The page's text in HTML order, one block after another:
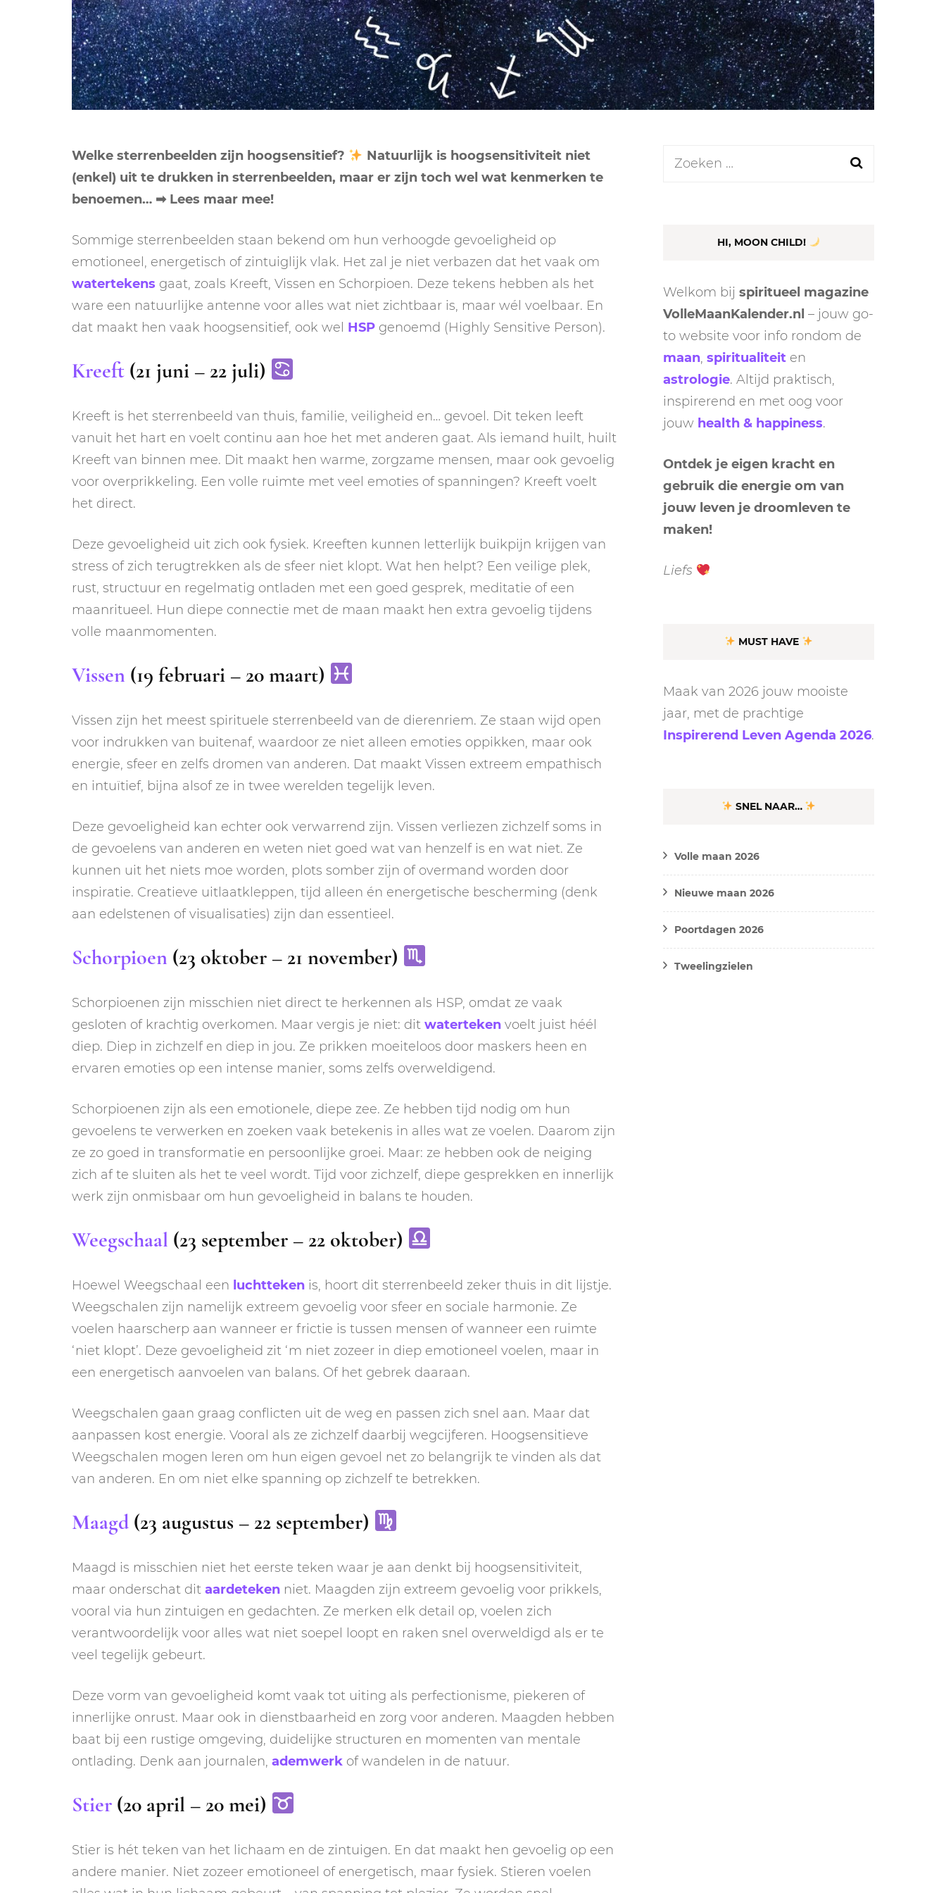
NEGENDE HUIS
TIENDE HUIS
ELFDE HUIS
NEPTUNUS
PLUTO
CHIRON
ORAKEL
RITUELEN
NIEUWE MAAN
RITUELEN
MERCURIUS
RETROGRADE RITUEEL
SPIRIT ANIMALS
Welke sterrenbeelden zijn hoogsensitief?
Natuurlijk is hoogsensitiviteit niet
(enkel) uit te drukken in sterrenbeelden, maar er zijn toch wel wat kenmerken te
benoemen… ➡ Lees maar mee!
Sommige sterrenbeelden staan bekend om hun verhoogde gevoeligheid op
emotioneel, energetisch of zintuiglijk vlak. Het zal je niet verbazen dat het vaak om
watertekens gaat, zoals Kreeft, Vissen en Schorpioen. Deze tekens hebben als het
ware een natuurlijke antenne voor alles wat niet zichtbaar is, maar wél voelbaar. En
dat maakt hen vaak hoogsensitief, ook wel HSP genoemd (Highly Sensitive Person).
Kreeft (21 juni – 22 juli)
Kreeft is het sterrenbeeld van thuis, familie, veiligheid en… gevoel. Dit teken leeft
vanuit het hart en voelt continu aan hoe het met anderen gaat. Als iemand huilt, huilt
Kreeft van binnen mee. Dit maakt hen warme, zorgzame mensen, maar ook gevoelig
voor overprikkeling. Een volle ruimte met veel emoties of spanningen? Kreeft voelt
het direct.
Deze gevoeligheid uit zich ook fysiek. Kreeften kunnen letterlijk buikpijn krijgen van
stress of zich terugtrekken als de sfeer niet klopt. Wat hen helpt? Een veilige plek,
rust, structuur en regelmatig ontladen met een goed gesprek, meditatie of een
maanritueel. Hun diepe connectie met de maan maakt hen extra gevoelig tijdens
volle maanmomenten.
Vissen (19 februari – 20 maart)
Vissen zijn het meest spirituele sterrenbeeld van de dierenriem. Ze staan wijd open
voor indrukken van buitenaf, waardoor ze niet alleen emoties oppikken, maar ook
energie, sfeer en zelfs dromen van anderen. Dat maakt Vissen extreem empathisch
en intuïtief, bijna alsof ze in twee werelden tegelijk leven.
Deze gevoeligheid kan echter ook verwarrend zijn. Vissen verliezen zichzelf soms in
de gevoelens van anderen en weten niet goed wat van henzelf is en wat niet. Ze
kunnen uit het niets moe worden, plots somber zijn of overmand worden door
inspiratie. Creatieve uitlaatkleppen, tijd alleen én energetische bescherming (denk
aan edelstenen of visualisaties) zijn dan essentieel.
Schorpioen (23 oktober – 21 november)
Schorpioenen zijn misschien niet direct te herkennen als HSP, omdat ze vaak
gesloten of krachtig overkomen. Maar vergis je niet: dit waterteken voelt juist héél
diep. Diep in zichzelf en diep in jou. Ze prikken moeiteloos door maskers heen en
ervaren emoties op een intense manier, soms zelfs overweldigend.
Schorpioenen zijn als een emotionele, diepe zee. Ze hebben tijd nodig om hun
gevoelens te verwerken en zoeken vaak betekenis in alles wat ze voelen. Daarom zijn
ze zo goed in transformatie en persoonlijke groei. Maar: ze hebben ook de neiging
zich af te sluiten als het te veel wordt. Tijd voor zichzelf, diepe gesprekken en innerlijk
werk zijn onmisbaar om hun gevoeligheid in balans te houden.
Weegschaal (23 september – 22 oktober)
Hoewel Weegschaal een luchtteken is, hoort dit sterrenbeeld zeker thuis in dit lijstje.
Weegschalen zijn namelijk extreem gevoelig voor sfeer en sociale harmonie. Ze
voelen haarscherp aan wanneer er frictie is tussen mensen of wanneer een ruimte
‘niet klopt’. Deze gevoeligheid zit ‘m niet zozeer in diep emotioneel voelen, maar in
een energetisch aanvoelen van balans. Of het gebrek daaraan.
Weegschalen gaan graag conflicten uit de weg en passen zich snel aan. Maar dat
aanpassen kost energie. Vooral als ze zichzelf daarbij wegcijferen. Hoogsensitieve
Weegschalen mogen leren om hun eigen gevoel net zo belangrijk te vinden als dat
van anderen. En om niet elke spanning op zichzelf te betrekken.
Maagd (23 augustus – 22 september)
Maagd is misschien niet het eerste teken waar je aan denkt bij hoogsensitiviteit,
maar onderschat dit aardeteken niet. Maagden zijn extreem gevoelig voor prikkels,
vooral via hun zintuigen en gedachten. Ze merken elk detail op, voelen zich
verantwoordelijk voor alles wat niet soepel loopt en raken snel overweldigd als er te
veel tegelijk gebeurt.
Deze vorm van gevoeligheid komt vaak tot uiting als perfectionisme, piekeren of
innerlijke onrust. Maar ook in dienstbaarheid en zorg voor anderen. Maagden hebben
baat bij een rustige omgeving, duidelijke structuren en momenten van mentale
ontlading. Denk aan journalen, ademwerk of wandelen in de natuur.
Stier (20 april – 20 mei)
Stier is hét teken van het lichaam en de zintuigen. En dat maakt hen gevoelig op een
andere manier. Niet zozeer emotioneel of energetisch, maar fysiek. Stieren voelen
Zoeken
HI, MOON CHILD!
Welkom bij spiritueel magazine
VolleMaanKalender.nl – jouw go-
to website voor info rondom de
maan, spiritualiteit en
astrologie. Altijd praktisch,
inspirerend en met oog voor
jouw health & happiness.
Ontdek je eigen kracht en
gebruik die energie om van
jouw leven je droomleven te
maken!
Liefs
MUST HAVE
Maak van 2026 jouw mooiste
jaar, met de prachtige
Inspirerend Leven Agenda 2026.
SNEL NAAR…
Volle maan 2026
Nieuwe maan 2026
Poortdagen 2026
Tweelingzielen